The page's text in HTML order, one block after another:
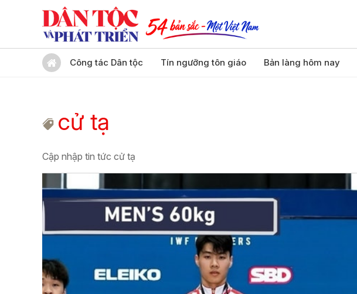
Công tác Dân tộc Tín ngưỡng tôn giáo Bản làng hôm nay
cử tạ
Cập nhập tin tức cử tạ